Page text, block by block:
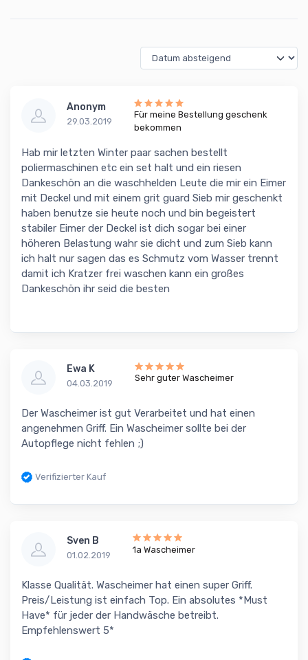
Anonym
29.03.2019
Für meine Bestellung geschenk
bekommen
Hab mir letzten Winter paar sachen bestellt
poliermaschinen etc ein set halt und ein riesen
Dankeschön an die waschhelden Leute die mir ein Eimer
mit Deckel und mit einem grit guard Sieb mir geschenkt
haben benutze sie heute noch und bin begeistert
stabiler Eimer der Deckel ist dich sogar bei einer
höheren Belastung wahr sie dicht und zum Sieb kann
ich halt nur sagen das es Schmutz vom Wasser trennt
damit ich Kratzer frei waschen kann ein großes
Dankeschön ihr seid die besten
Ewa K
04.03.2019
Sehr guter Wascheimer
Der Wascheimer ist gut Verarbeitet und hat einen
angenehmen Griff. Ein Wascheimer sollte bei der
Autopflege nicht fehlen ;)
Verifizierter Kauf
Sven B
01.02.2019
1a Wascheimer
Klasse Qualität. Wascheimer hat einen super Griff.
Preis/Leistung ist einfach Top. Ein absolutes *Must
Have* für jeder der Handwäsche betreibt.
Empfehlenswert 5*